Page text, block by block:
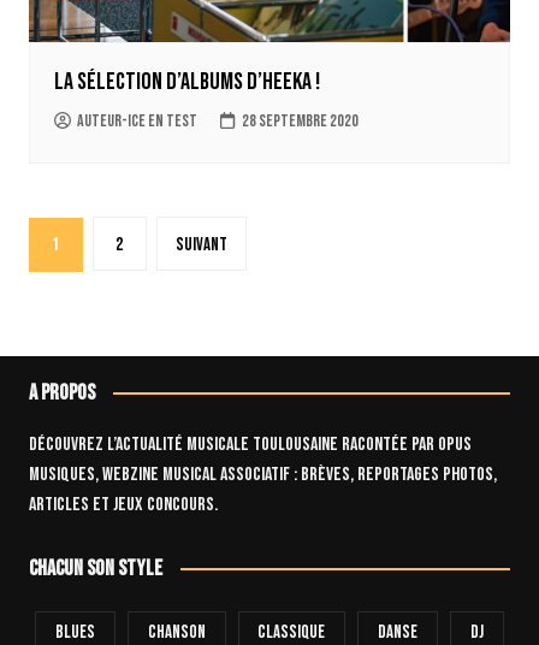
La sélection d’albums d’Heeka !
auteur-ice en test 28 septembre 2020
Pagination
des
1 2 Suivant
A propos
Découvrez l’actualité musicale toulousaine racontée par OPUS
Musiques, webzine musical associatif : brèves, reportages photos,
articles et jeux concours.
Chacun son style
Blues Chanson Classique Danse Dj